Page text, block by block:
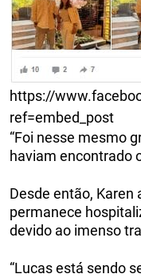
https://
ref=embed_post
“Foi nesse mesmo
haviam encontrado
Desde então,
permanece
devido ao imenso
“Lucas está sendo